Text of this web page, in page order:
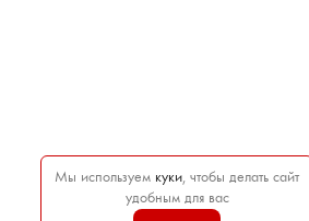
Мы используем куки, чтобы делать сайт
удобным для вас